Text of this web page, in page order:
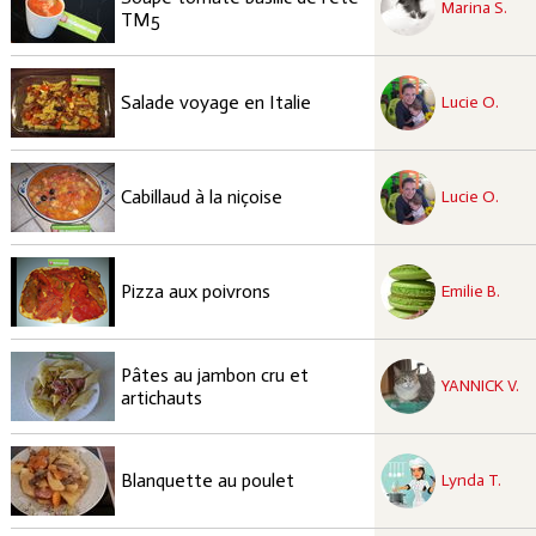
TM5
Marina S.
Salade voyage en Italie Lucie O.
recette à tester
Cabillaud à la niçoise Lucie O.
recette à tester
Pizza aux poivrons Emilie B.
recette à tester
Pâtes au jambon cru et
artichauts
YANNICK V.
recette à tester
Blanquette au poulet Lynda T.
recette à tester